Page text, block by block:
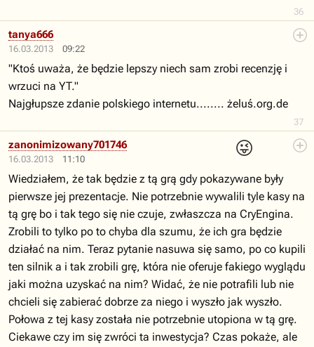
36
16.03.2013 09:22
37
tanya666
"Ktoś uważa, że będzie lepszy niech sam zrobi recenzję i
wrzuci na YT."
Najgłupsze zdanie polskiego internetu........ żeluś.org.de
16.03.2013 11:10
😜
zanonimizowany701746
Wiedziałem, że tak będzie z tą grą gdy pokazywane były
pierwsze jej prezentacje. Nie potrzebnie wywalili tyle kasy na
tą grę bo i tak tego się nie czuje, zwłaszcza na CryEngina.
Zrobili to tylko po to chyba dla szumu, że ich gra będzie
działać na nim. Teraz pytanie nasuwa się samo, po co kupili
ten silnik a i tak zrobili grę, która nie oferuje fakiego wyglądu
jaki można uzyskać na nim? Widać, że nie potrafili lub nie
chcieli się zabierać dobrze za niego i wyszło jak wyszło.
Połowa z tej kasy została nie potrzebnie utopiona w tą grę.
Ciekawe czy im się zwróci ta inwestycja? Czas pokaże, ale